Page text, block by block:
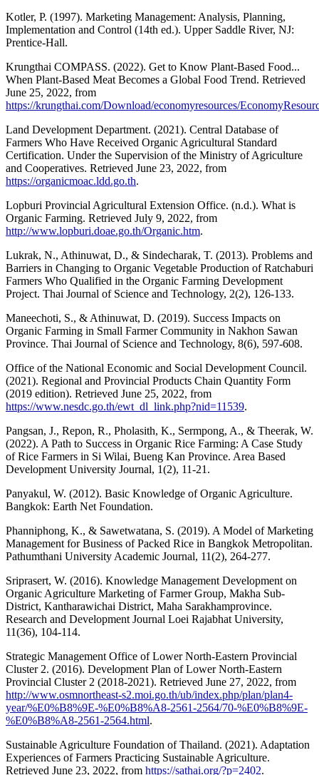
Kotler, P. (1997). Marketing Management: Analysis, Planning,
Implementation and Control (14th ed.). Upper Saddle River, NJ:
Prentice-Hall.
Krungthai COMPASS. (2022). Get to Know Plant-Based Food...
When Plant-Based Meat Becomes a Global Food Trend. Retrieved
June 25, 2022, from
https://krungthai.com/Download/economyresources/
Land Development Department. (2021). Central Database of
Farmers Who Have Received Organic Agricultural Standard
Certification. Under the Supervision of the Ministry of Agriculture
and Cooperatives. Retrieved June 23, 2022, from
https://organicmoac.ldd.go.th.
Lopburi Provincial Agricultural Extension Office. (n.d.). What is
Organic Farming. Retrieved July 9, 2022, from
http://www.lopburi.doae.go.th/Organic.htm.
Lukrak, N., Athinuwat, D., & Sindecharak, T. (2013). Problems and
Barriers in Changing to Organic Vegetable Production of Ratchaburi
Farmers Who Qualified in the Organic Farming Development
Project. Thai Journal of Science and Technology, 2(2), 126-133.
Maneechoti, S., & Athinuwat, D. (2019). Success Impacts on
Organic Farming in Small Farmer Community in Nakhon Sawan
Province. Thai Journal of Science and Technology, 8(6), 597-608.
Office of the National Economic and Social Development Council.
(2021). Regional and Provincial Products Chain Quantity Form
(2019 edition). Retrieved June 25, 2022, from
https://www.nesdc.go.th/ewt_dl_link.php?nid=11539.
Pangsan, J., Repon, R., Pholasith, K., Sermpong, A., & Theerak, W.
(2022). A Path to Success in Organic Rice Farming: A Case Study
of Rice Farmers in Si Wilai, Bueng Kan Province. Area Based
Development University Journal, 1(2), 11-21.
Panyakul, W. (2012). Basic Knowledge of Organic Agriculture.
Bangkok: Earth Net Foundation.
Phanniphong, K., & Sawetwatana, S. (2019). A Model of Marketing
Management for Business of Packed Rice in Bangkok Metropolitan.
Pathumthani University Academic Journal, 11(2), 264-277.
Sriprasert, W. (2016). Knowledge Management Development on
Organic Agriculture Marketing of Farmer Group, Makha Sub-
District, Kantharawichai District, Maha Sarakhamprovince.
Research and Development Journal Loei Rajabhat University,
11(36), 104-114.
Strategic Management Office of Lower North-Eastern Provincial
Cluster 2. (2016). Development Plan of Lower North-Eastern
Provincial Cluster 2 (2018-2021). Retrieved June 27, 2022, from
http://www.osmnortheast-s2.moi.go.th/ub/index.php/plan/plan4-
year/%E0%B8%9E-%E0%B8%A8-2561-2564/70-%E0%B8%9E-
%E0%B8%A8-2561-2564.html.
Sustainable Agriculture Foundation of Thailand. (2021). Adaptation
Experiences of Farmers Practicing Sustainable Agriculture.
Retrieved June 23, 2022, from https://sathai.org/?p=2402.